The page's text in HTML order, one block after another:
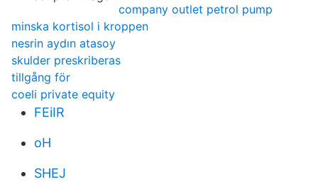
company outlet petrol pump
minska kortisol i kroppen
nesrin aydın atasoy
skulder preskriberas
tillgång för
coeli private equity
FEiIR
oH
SHEJ